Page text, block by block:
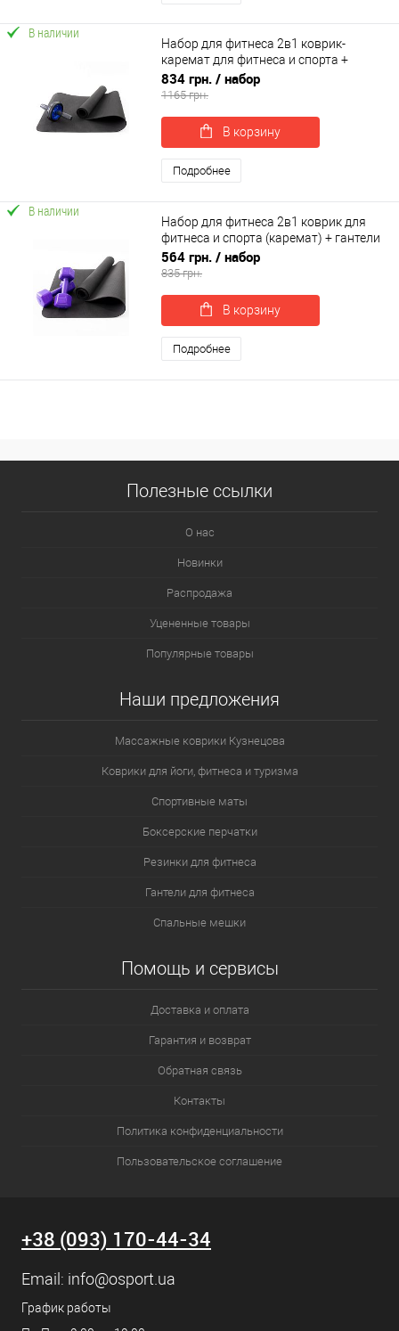
В наличии
Набор для фитнеса 2в1 коврик-
каремат для фитнеса и спорта +
колесо-ролик для пресса OSPORT Set
11 (n-0042)
834 грн. / набор
1165 грн.
В корзину
Подробнее
В наличии
Набор для фитнеса 2в1 коврик для
фитнеса и спорта (каремат) + гантели
2шт по 2 кг OSPORT Set 4 (n-0035)
564 грн. / набор
835 грн.
В корзину
Подробнее
Полезные ссылки
О нас
Новинки
Распродажа
Уцененные товары
Популярные товары
Наши предложения
Массажные коврики Кузнецова
Коврики для йоги, фитнеса и туризма
Спортивные маты
Боксерские перчатки
Резинки для фитнеса
Гантели для фитнеса
Спальные мешки
Помощь и сервисы
Доставка и оплата
Гарантия и возврат
Обратная связь
Контакты
Политика конфиденциальности
Пользовательское соглашение
+38 (093) 170-44-34
Email: info@osport.ua
График работы